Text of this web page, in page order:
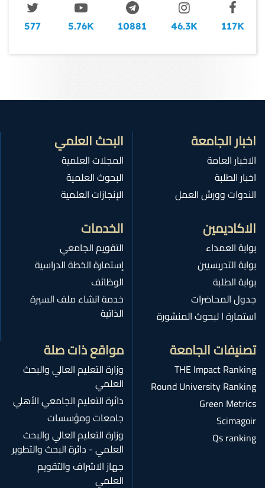
117K
46.3K
10881
5.76K
577
اخبار الجامعة
الاخبار العامة
اخبار الطلبة
الندوات وورش العمل
البحث العلمي
المجلات العلمية
البحوث العلمية
الإنجازات العلمية
الاكاديمين
بوابة العمداء
بوابة التدريسيين
بوابة الطلبة
جدول المحاضرات
استمارة ا لبحوث المنشورة
الخدمات
التقويم الجامعي
إستمارة الخطة الدراسية
الوظائف
خدمة انشاء ملف السيرة
الذاتية
تصنيفات الجامعة
THE Impact Ranking
Round University Ranking
Green Metrics
Scimagoir
Qs ranking
مواقع ذات صلة
وزارة التعليم العالي والبحث
العلمي
دائرة التعليم الجامعي الأهلي
جامعات ومؤسسات
وزارة التعليم العالي والبحث
العلمي - دائرة البحث والتطوير
جهاز الاشراف والتقويم
العلمي